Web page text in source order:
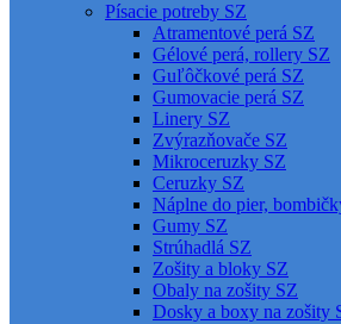
Písacie potreby SZ
Atramentové perá SZ
Gélové perá, rollery SZ
Guľôčkové perá SZ
Gumovacie perá SZ
Linery SZ
Zvýrazňovače SZ
Mikroceruzky SZ
Ceruzky SZ
Náplne do pier,
Gumy SZ
Strúhadlá SZ
Zošity a bloky SZ
Obaly na zošity SZ
Dosky a boxy na zošity